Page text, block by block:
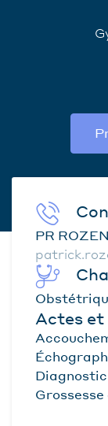
PR
Actes